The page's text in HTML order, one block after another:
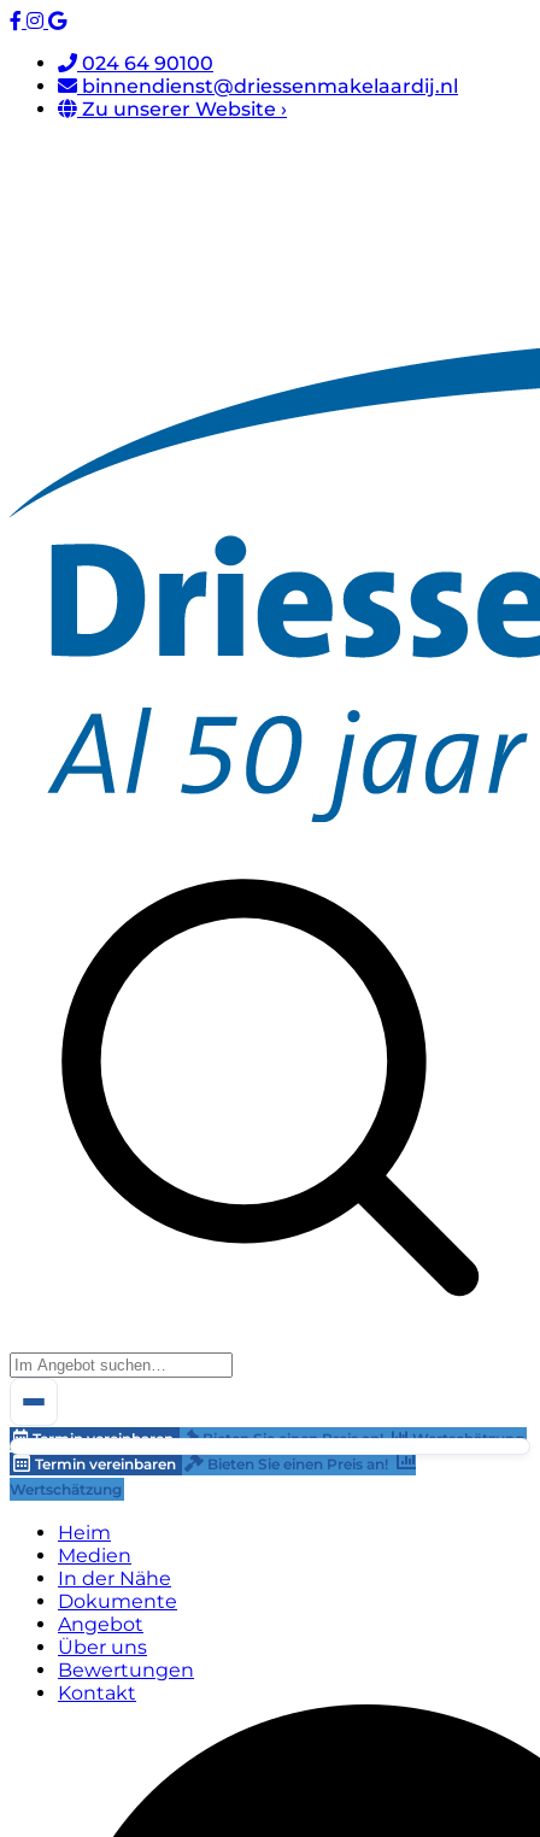
024 64 90100
binnendienst@driessenmakelaardij.nl
Zu unserer Website ›
Termin vereinbaren Bieten Sie einen Preis an!
Wertschätzung
Termin vereinbaren
Bieten Sie einen Preis an!
Wertschätzung
Heim
Medien
In der Nähe
Dokumente
Angebot
Über uns
Bewertungen
Kontakt